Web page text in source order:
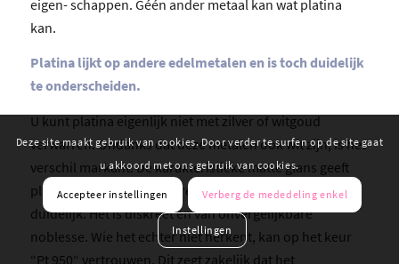
eigen- schappen. Géén ander metaal kan wat platina
kan.
Platina lijkt op andere edelmetalen en is toch duidelijk
te onderscheiden.
U kunt platina eigenlijk niet met zilver of witgoud
verwarren. Ondanks dat deze metalen ook wit zijn, is het
verschil markant. De karakteristieke matte glans geeft
platina een volledig andere uitstraling. Het contrast is
duidelijk. Het is diskreet en van onvergelijkbare
noblesse. Wie het echter niet herkent, kan op het keur
“Pt 950“ vertrouwen. Dit zegt zakelijk dat het
Deze site maakt gebruik van cookies. Door verder te surfen op de site gaat
u akkoord met ons gebruik van cookies.
Accepteer instellingen Verberg de mededeling enkel
Instellingen